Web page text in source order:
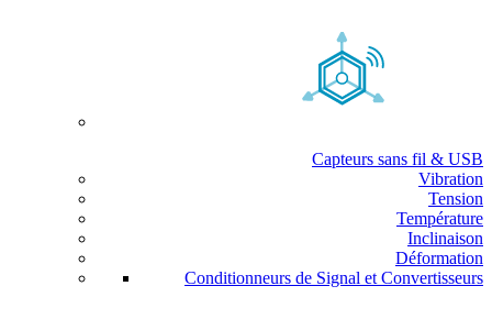
Capteurs sans fil & USB
Vibration
Tension
Température
Inclinaison
Déformation
Conditionneurs de Signal et Convertisseurs